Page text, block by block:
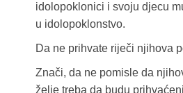
idolopoklonici i svoju djecu
u idolopoklonstvo.
Da ne prihvate riječi njihova
Znači, da ne pomisle da
želje treba da budu